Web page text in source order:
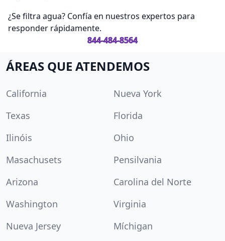
¿Se filtra agua? Confía en nuestros expertos para
responder rápidamente.
844-484-8564
ÁREAS QUE ATENDEMOS
California
Nueva York
Texas
Florida
Ilinóis
Ohio
Masachusets
Pensilvania
Arizona
Carolina del Norte
Washington
Virginia
Nueva Jersey
Míchigan